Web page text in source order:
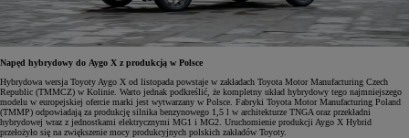
Napęd hybrydowy do Aygo X z produkcją w Polsce
Hybrydowa wersja Toyoty Aygo X od listopada powstaje w zakładach Toyota Motor Manufacturing Czech
Republic (TMMCZ) w Kolinie. Warto jednak podkreślić, że kompletny układ hybrydowy tego najmniejszego
modelu w europejskiej ofercie marki jest wytwarzany w Polsce. Fabryki Toyota Motor Manufacturing Poland
(TMMP) odpowiadają za produkcję silnika benzynowego 1,5 l w architekturze TNGA oraz przekładni
hybrydowej wraz z jednostkami elektrycznymi MG1 i MG2. Uruchomienie produkcji Aygo X Hybrid
przełożyło się na zwiększenie mocy produkcyjnych polskich zakładów Toyoty.